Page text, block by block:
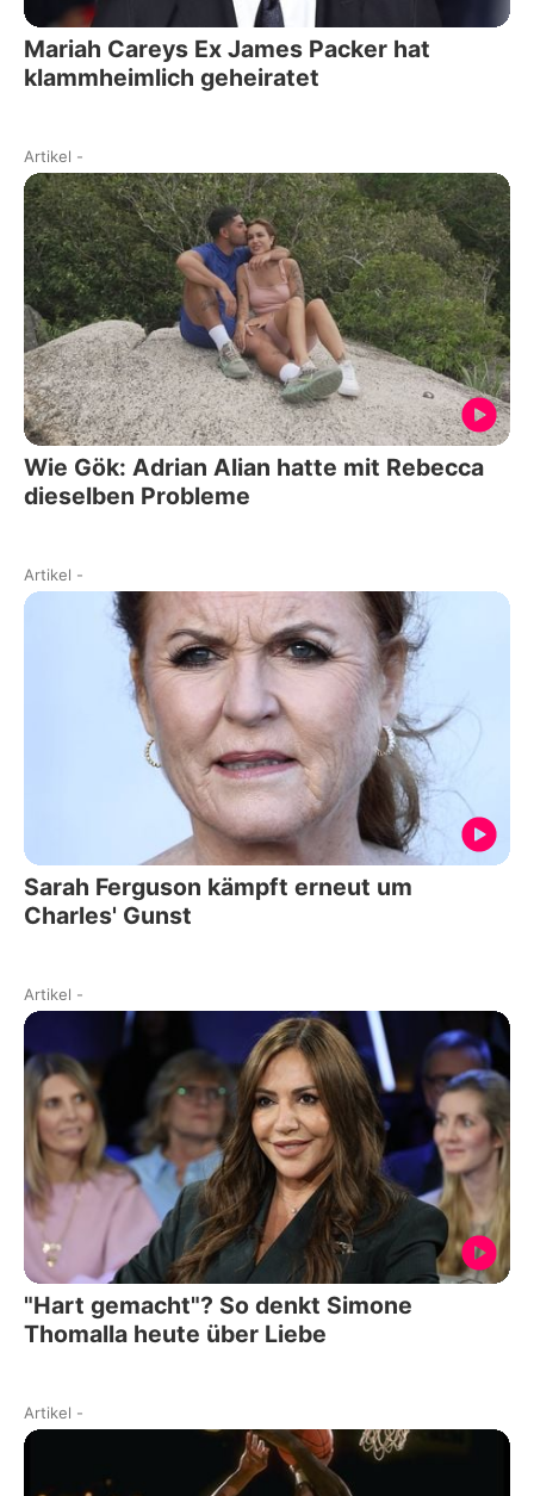
Mariah Careys Ex James Packer hat
klammheimlich geheiratet
Artikel -
Wie Gök: Adrian Alian hatte mit Rebecca
dieselben Probleme
Artikel -
Sarah Ferguson kämpft erneut um
Charles' Gunst
Artikel -
"Hart gemacht"? So denkt Simone
Thomalla heute über Liebe
Artikel -